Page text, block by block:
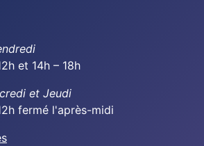
et 14h – 18h
et Jeudi
fermé l'après-midi